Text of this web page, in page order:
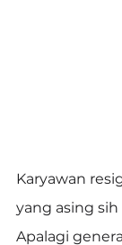
Karyawan
yang asing
Apalagi